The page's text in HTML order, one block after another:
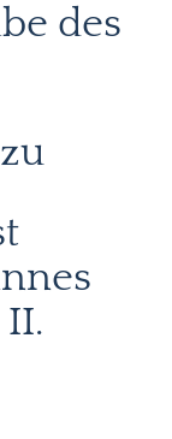
des
II.